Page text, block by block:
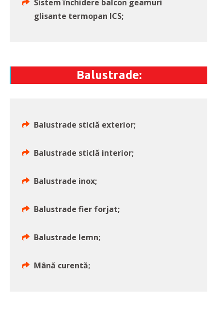
Sistem închidere balcon geamuri
glisante termopan ICS;
Balustrade:
Balustrade sticlă exterior;
Balustrade sticlă interior;
Balustrade inox;
Balustrade fier forjat;
Balustrade lemn;
Mână curentă;